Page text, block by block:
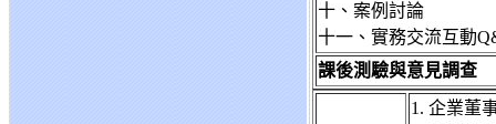
十、案例討論
十一、實務交流互動
課後測驗與意見調查
1. 企業董